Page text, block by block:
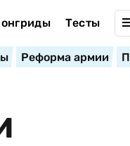
Тесты
Реформа армии